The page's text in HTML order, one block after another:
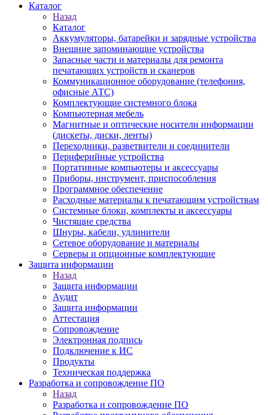
Каталог
Назад
Каталог
Аккумуляторы, батарейки и зарядные устройства
Внешние запоминающие устройства
Запасные части и материалы для ремонта
печатающих устройств и сканеров
Коммуникационное оборудование (телефония,
офисные АТС)
Комплектующие системного блока
Компьютерная мебель
Магнитные и оптические носители информации
(дискеты, диски, ленты)
Переходники, разветвители и соединители
Периферийные устройства
Портативные компьютеры и аксессуары
Приборы, инструмент, приспособления
Программное обеспечение
Расходные материалы к печатающим устройствам
Системные блоки, комплекты и аксессуары
Чистящие средства
Шнуры, кабели, удлинители
Сетевое оборудование и материалы
Серверы и опционные комплектующие
Защита информации
Назад
Защита информации
Аудит
Защита информации
Аттестация
Сопровождение
Электронная подпись
Подключение к ИС
Продукты
Техническая поддержка
Разработка и сопровождение ПО
Назад
Разработка и сопровождение ПО